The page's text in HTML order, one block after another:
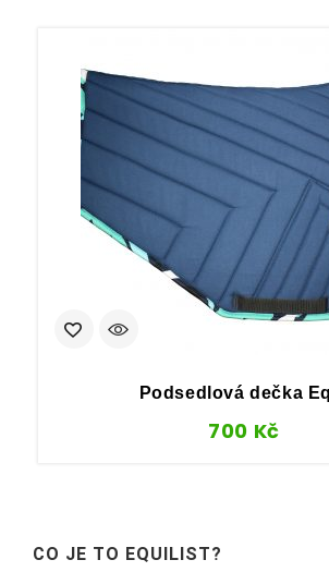
Podsedlová dečka
700 Kč
CO JE TO EQUILIST?